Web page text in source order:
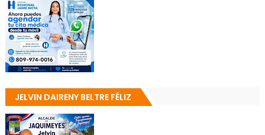
JELVIN DAIRENY BELTRE FÉLIZ